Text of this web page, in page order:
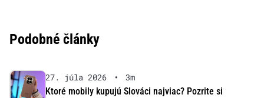
Podobné články
27. júla 2026 •
3m
Ktoré mobily kupujú Slováci najviac? Pozrite si